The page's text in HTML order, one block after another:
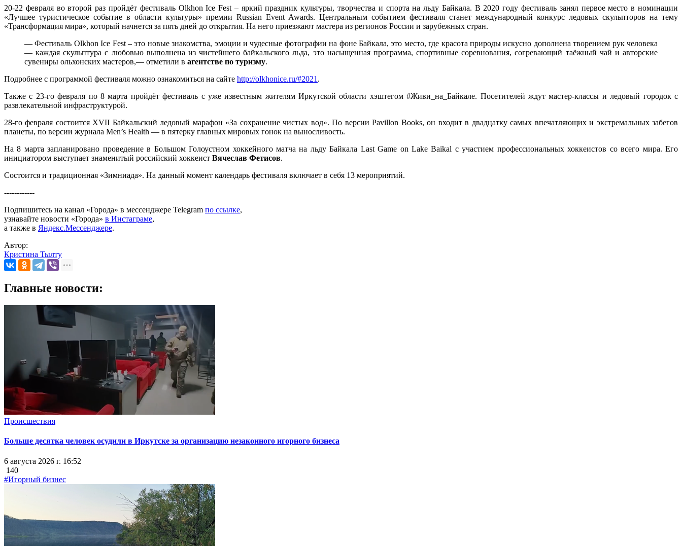
20-22 февраля во второй раз пройдёт фестиваль Olkhon Ice Fest – яркий праздник культуры, творчества и спорта на льду Байкала. В 2020 году фестиваль занял первое место в номинации
«Лучшее туристическое событие в области культуры» премии Russian Event Awards. Центральным событием фестиваля станет международный конкурс ледовых скульпторов на тему
«Трансформация мира», который начнется за пять дней до открытия. На него приезжают мастера из регионов России и зарубежных стран.
— Фестиваль Olkhon Ice Fest – это новые знакомства, эмоции и чудесные фотографии на фоне Байкала, это место, где красота природы искусно дополнена творением рук человека
— каждая скульптура с любовью выполнена из чистейшего байкальского льда, это насыщенная программа, спортивные соревнования, согревающий таёжный чай и авторские
сувениры ольхонских мастеров,— отметили в агентстве по туризму.
Подробнее с программой фестиваля можно ознакомиться на сайте http://olkhonice.ru/#2021 .
Также с 23-го февраля по 8 марта пройдёт фестиваль с уже известным жителям Иркутской области хэштегом #Живи_на_Байкале. Посетителей ждут мастер-классы и ледовый городок с
развлекательной инфраструктурой.
28-го февраля состоится XVII Байкальский ледовый марафон «За сохранение чистых вод». По версии Pavillon Books, он входит в двадцатку самых впечатляющих и экстремальных забегов
планеты, по версии журнала Men’s Health — в пятерку главных мировых гонок на выносливость.
На 8 марта запланировано проведение в Большом Голоустном хоккейного матча на льду Байкала Last Game on Lake Baikal с участием профессиональных хоккеистов со всего мира. Его
инициатором выступает знаменитый российский хоккеист Вячеслав Фетисов.
Состоится и традиционная «Зимниада». На данный момент календарь фестиваля включает в себя 13 мероприятий.
------------
Подпишитесь на канал «Города» в мессенджере Telegram по ссылке,
узнавайте новости «Города» в Инстаграме,
а также в Яндекс.Мессенджере.
Автор:
Кристина Тылту
Главные новости:
Происшествия
Больше десятка человек осудили в Иркутске за организацию незаконного игорного бизнеса
6 августа 2026 г. 16:52
140
#Игорный бизнес